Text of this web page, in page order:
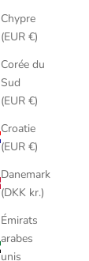
Chypre
(EUR €)
Corée du
Sud
(EUR €)
Croatie
(EUR €)
Danemark
(DKK kr.)
Émirats
arabes
unis